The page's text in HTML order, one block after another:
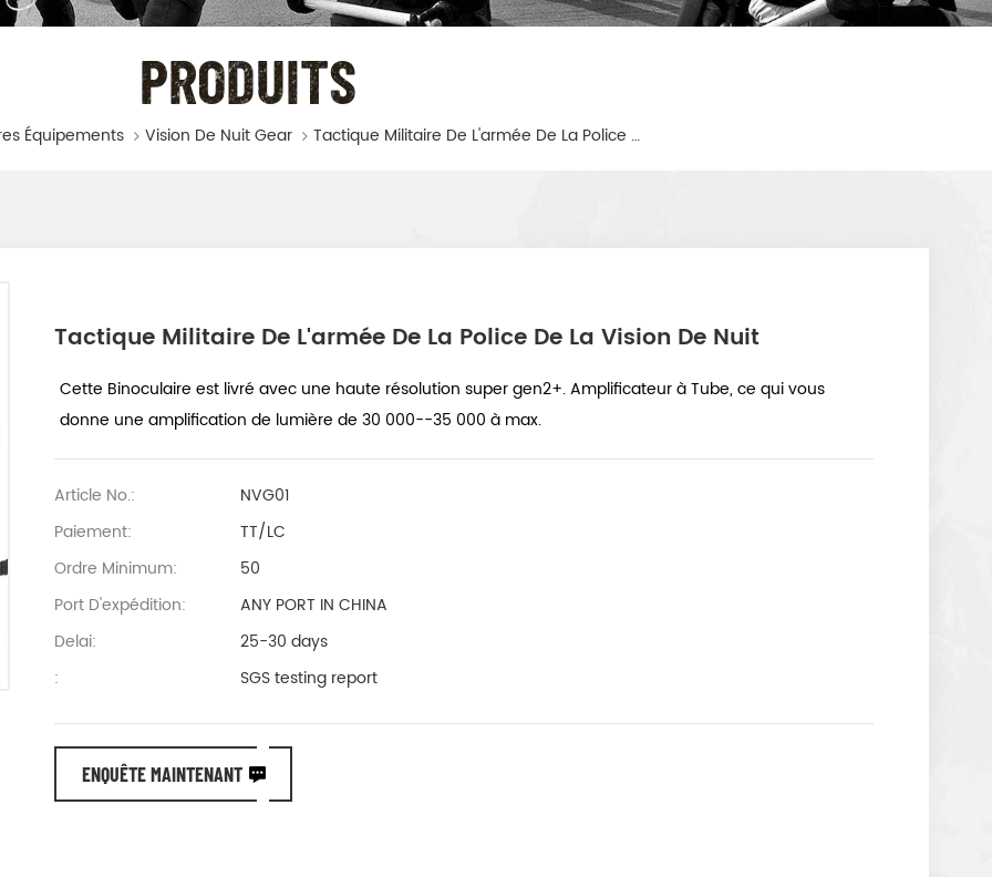
PRODUITS
Équipements Vision De Nuit Gear Tactique Militaire De L'armée De La Police De La Vision De Nuit
Tactique Militaire De L'armée De La Police De La Vision De Nuit
Cette Binoculaire est livré avec une haute résolution super gen2+. Amplificateur à Tube, ce qui vous
donne une amplification de lumière de 30 000--35 000 à max.
Article No.:
NVG01
Paiement:
TT/LC
Ordre Minimum:
50
Port D'expédition:
ANY PORT IN CHINA
Delai:
25-30 days
:
SGS testing report
ENQUÊTE MAINTENANT